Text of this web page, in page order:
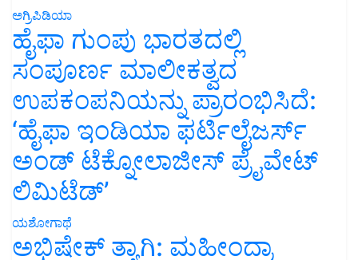
ಅಗ್ರಿಪಿಡಿಯಾ
ಹೈಫಾ ಗುಂಪು ಭಾರತದಲ್ಲಿ
ಸಂಪೂರ್ಣ ಮಾಲೀಕತ್ವದ
ಉಪಕಂಪನಿಯನ್ನು ಪ್ರಾರಂಭಿಸಿದೆ:
‘ಹೈಫಾ ಇಂಡಿಯಾ ಫರ್ಟಿಲೈಜರ್ಸ್
ಅಂಡ್ ಟೆಕ್ನೋಲಾಜೀಸ್ ಪ್ರೈವೇಟ್
ಲಿಮಿಟೆಡ್’
ಯಶೋಗಾಥೆ
ಅಭಿಷೇಕ್ ತ್ಯಾಗಿ: ಮಹೀಂದ್ರಾ